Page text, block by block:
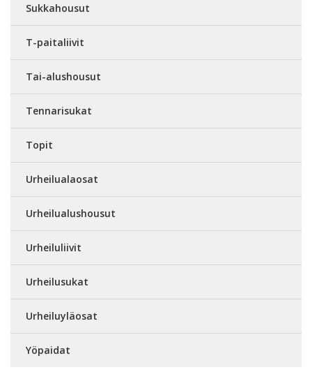
Sukkahousut
T-paitaliivit
Tai-alushousut
Tennarisukat
Topit
Urheilualaosat
Urheilualushousut
Urheiluliivit
Urheilusukat
Urheiluyläosat
Yöpaidat